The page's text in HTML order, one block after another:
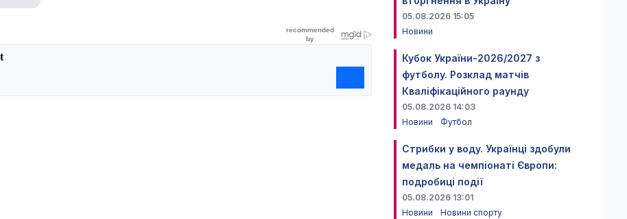
05.08.2026 15:05
Новини
Кубок України-2026/2027 з
футболу. Розклад матчів
Кваліфікаційного раунду
05.08.2026 14:03
Новини
Футбол
Стрибки у воду. Українці здобули
медаль на чемпіонаті Європи:
подробиці події
05.08.2026 13:01
Новини
Новини спорту